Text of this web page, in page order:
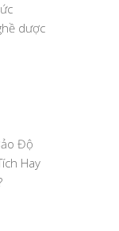
dược
Độ
Hay